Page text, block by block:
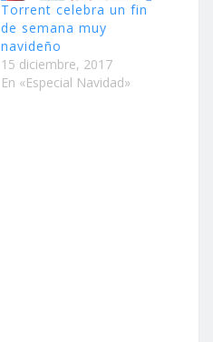
Torrent celebra un fin
de semana muy
navideño
15 diciembre, 2017
En «Especial Navidad»